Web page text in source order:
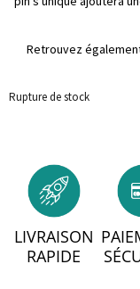
Retrouvez
Rupture de stock
LIVRAISON
RAPIDE